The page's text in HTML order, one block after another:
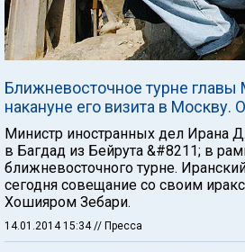
Ближневосточное турне
накануне его визита в
Министр иностранных дел Ирана
в Багдад из Бейрута &#8211; в
ближневосточного турне.
сегодня совещание со своим
Хошияром Зебари.
14.01.2014 15:34 // Пресса